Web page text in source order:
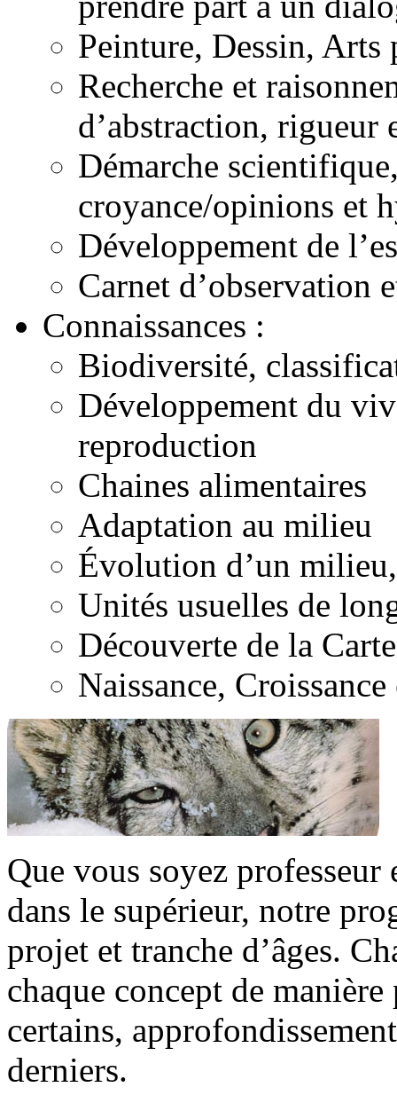
Peinture, Dessin, Arts
Recherche et
d’abstraction, rigueur
Démarche
croyance/opinions et
Développement de
Carnet d’observation
Connaissances :
Biodiversité,
Développement du
reproduction
Chaines alimentaires
Adaptation au milieu
Évolution d’un
Unités usuelles de
Découverte de la
Naissance,
Que vous soyez
dans le supérieur, notre
projet et tranche d’âges.
chaque concept de
certains,
derniers.